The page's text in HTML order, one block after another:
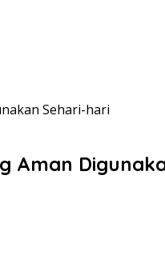
Sehari-hari
Aman